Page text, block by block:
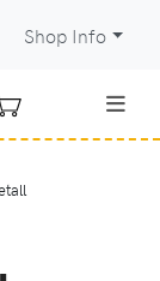
Shop Info